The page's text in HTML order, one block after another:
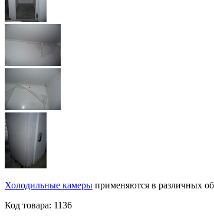
Холодильные камеры применяются в различных
Код товара: 1136